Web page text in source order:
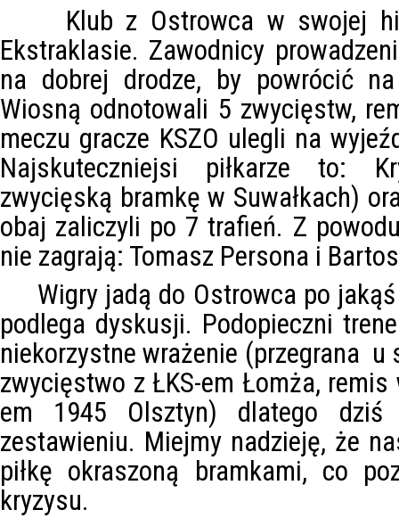
Klub z Ostrowca w swojej
Ekstraklasie. Zawodnicy
na dobrej drodze, by powrócić
Wiosną odnotowali 5 zwycięstw,
meczu gracze KSZO ulegli na
Najskuteczniejsi piłkarze to:
zwycięską bramkę w Suwałkach)
obaj zaliczyli po 7 trafień. Z
nie zagrają: Tomasz Persona i
Wigry jadą do Ostrowca po
podlega dyskusji. Podopieczni
niekorzystne wrażenie (przegrana u
zwycięstwo z ŁKS-em Łomża,
em 1945 Olsztyn) dlatego dziś
zestawieniu. Miejmy nadzieję, że
piłkę okraszoną bramkami, co
kryzysu.